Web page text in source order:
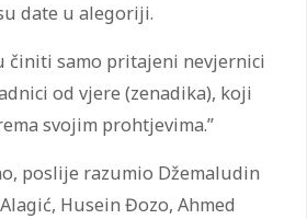
date u alegoriji.
činiti samo pritajeni nevjernici
od vjere (zenadika), koji
svojim prohtjevima.”
poslije razumio Džemaludin
Husein Đozo, Ahmed